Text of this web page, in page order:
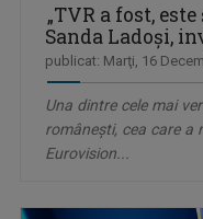
„TVR a fost,
Sanda Ladoși,
publicat: Marţi, 16
Una dintre cele mai
românești, cea care a
Eurovision...